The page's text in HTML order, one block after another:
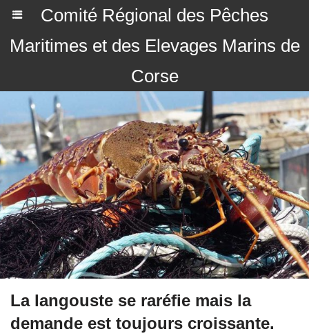
Comité Régional des Pêches
Maritimes et des Elevages Marins de
Corse
La langouste se raréfie mais la
demande est toujours croissante.